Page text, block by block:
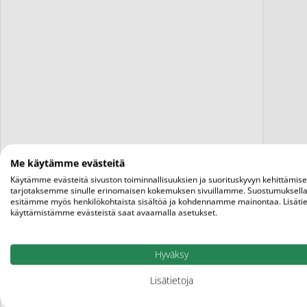
Me käytämme evästeitä
Käytämme evästeitä sivuston toiminnallisuuksien ja suorituskyvyn
tarjotaksemme sinulle erinomaisen kokemuksen sivuillamme.
esitämme myös henkilökohtaista sisältöä ja kohdennamme mainontaa.
käyttämistämme evästeistä saat avaamalla asetukset.
Hyväksy
Lisätietoja